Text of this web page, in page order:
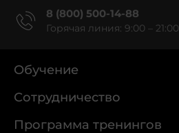
8 (800) 500-14-88
Горячая линия: 9:00 – 21:00
Обучение
Сотрудничество
Программа тренингов